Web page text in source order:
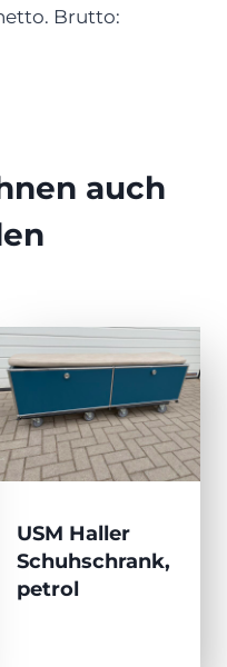
Brutto:
auch
USM Haller
Schuhschrank,
petrol